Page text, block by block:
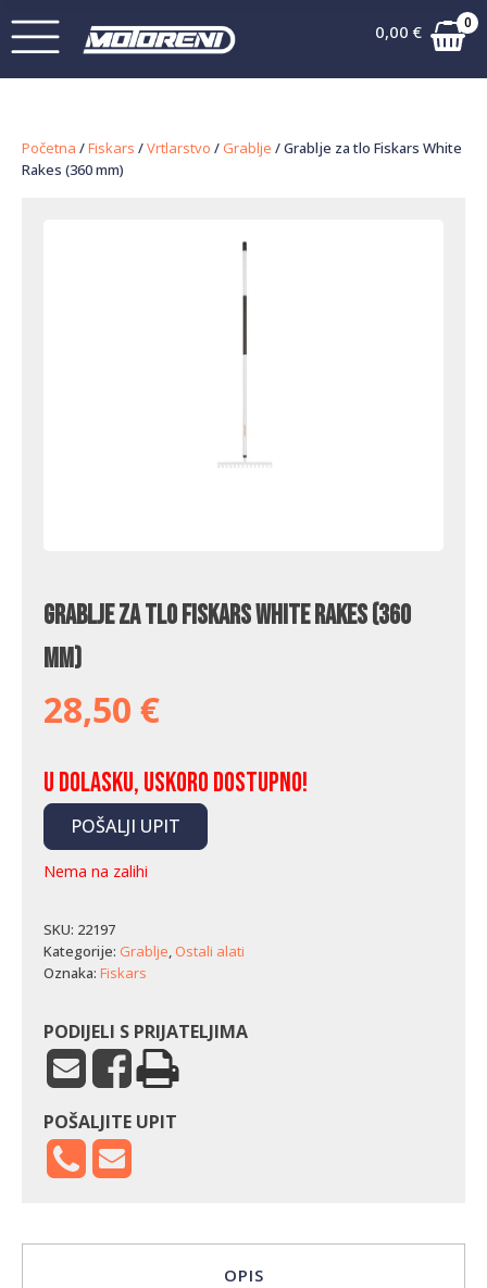
0,00 € 0
Početna /Fiskars /Vrtlarstvo / Grablje / Grablje za tlo Fiskars White
Rakes (360 mm)
Grablje za tlo Fiskars White Rakes (360
mm)
28,50 €
U dolasku, uskoro dostupno!
POŠALJI UPIT
Nema na zalihi
SKU: 22197
Kategorije: Grablje, Ostali alati
Oznaka: Fiskars
PODIJELI S PRIJATELJIMA
POŠALJITE UPIT
OPIS